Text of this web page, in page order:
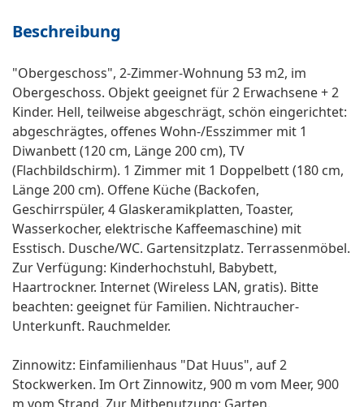
Beschreibung
"Obergeschoss", 2-Zimmer-Wohnung 53 m2, im
Obergeschoss. Objekt geeignet für 2 Erwachsene + 2
Kinder. Hell, teilweise abgeschrägt, schön eingerichtet:
abgeschrägtes, offenes Wohn-/Esszimmer mit 1
Diwanbett (120 cm, Länge 200 cm), TV
(Flachbildschirm). 1 Zimmer mit 1 Doppelbett (180 cm,
Länge 200 cm). Offene Küche (Backofen,
Geschirrspüler, 4 Glaskeramikplatten, Toaster,
Wasserkocher, elektrische Kaffeemaschine) mit
Esstisch. Dusche/WC. Gartensitzplatz. Terrassenmöbel.
Zur Verfügung: Kinderhochstuhl, Babybett,
Haartrockner. Internet (Wireless LAN, gratis). Bitte
beachten: geeignet für Familien. Nichtraucher-
Unterkunft. Rauchmelder.
Zinnowitz: Einfamilienhaus "Dat Huus", auf 2
Stockwerken. Im Ort Zinnowitz, 900 m vom Meer, 900